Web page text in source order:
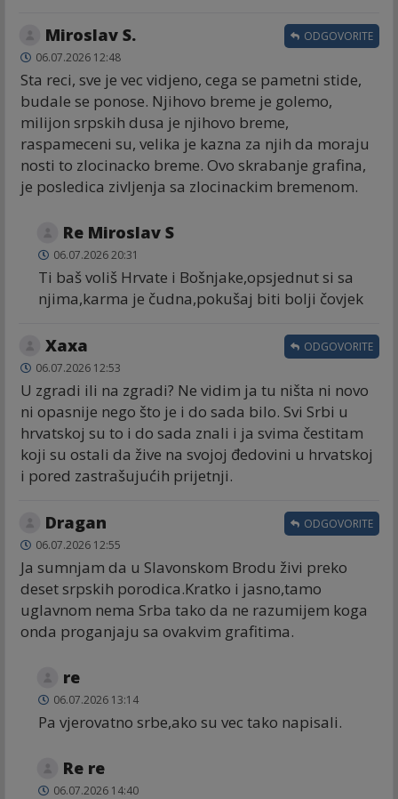
Miroslav S.
06.07.2026 12:48
Sta reci, sve je vec vidjeno, cega se pametni stide,
budale se ponose. Njihovo breme je golemo,
milijon srpskih dusa je njihovo breme,
raspameceni su, velika je kazna za njih da moraju
nosti to zlocinacko breme. Ovo skrabanje grafina,
je posledica zivljenja sa zlocinackim bremenom.
ODGOVORITE
Re Miroslav S
06.07.2026 20:31
Ti baš voliš Hrvate i Bošnjake,opsjednut si sa
njima,karma je čudna,pokušaj biti bolji čovjek
Хаха
06.07.2026 12:53
U zgradi ili na zgradi? Ne vidim ja tu ništa ni novo
ni opasnije nego što je i do sada bilo. Svi Srbi u
hrvatskoj su to i do sada znali i ja svima čestitam
koji su ostali da žive na svojoj đedovini u hrvatskoj
i pored zastrašujućih prijetnji.
ODGOVORITE
Dragan
06.07.2026 12:55
Ja sumnjam da u Slavonskom Brodu živi preko
deset srpskih porodica.Kratko i jasno,tamo
uglavnom nema Srba tako da ne razumijem koga
onda proganjaju sa ovakvim grafitima.
ODGOVORITE
re
06.07.2026 13:14
Pa vjerovatno srbe,ako su vec tako napisali.
Re re
06.07.2026 14:40